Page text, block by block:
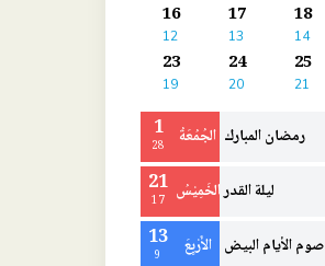
16
12
17
13
18
14
23
19
24
20
25
21
1
28 الجُمُعَةُ رمضان المبارك
21
17 الخَمِيْسُليلة القدر
13
9 الأَرْبِعَ صوم الأيام البيض